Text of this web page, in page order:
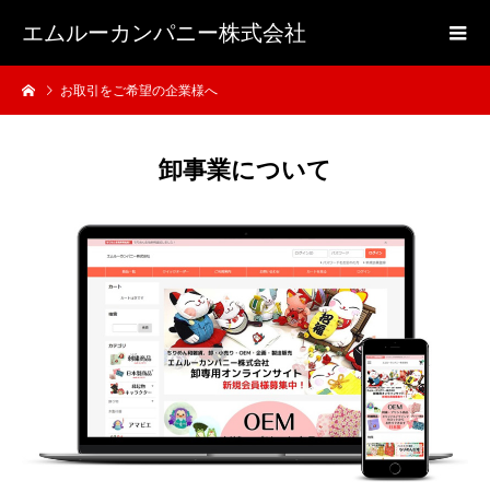
エムルーカンパニー株式会社
お取引をご希望の企業様へ
卸事業について